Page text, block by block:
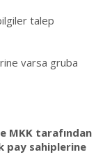
talep
varsa gruba
MKK tarafından
pay sahiplerine